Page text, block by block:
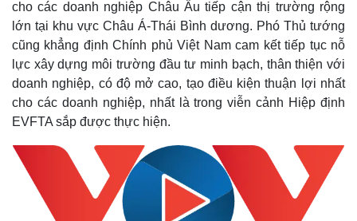
cho các doanh nghiệp Châu Âu tiếp cận thị trường rộng
lớn tại khu vực Châu Á-Thái Bình dương. Phó Thủ tướng
cũng khẳng định Chính phủ Việt Nam cam kết tiếp tục nỗ
lực xây dựng môi trường đầu tư minh bạch, thân thiện với
doanh nghiệp, có độ mở cao, tạo điều kiện thuận lợi nhất
cho các doanh nghiệp, nhất là trong viễn cảnh Hiệp định
EVFTA sắp được thực hiện.